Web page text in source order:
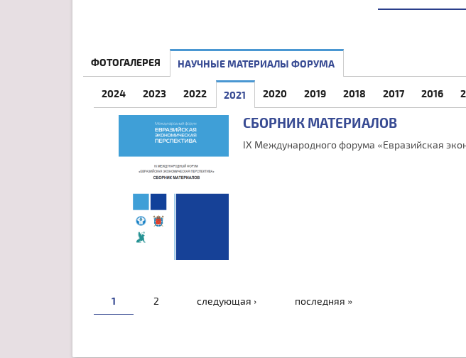
ФОТОГАЛЕРЕЯ НАУЧНЫЕ МАТЕРИАЛЫ ФОРУМА
2024 2023 2022 2021 (АКТИВНАЯ ВКЛАДКА)
2020 2019 2018 2017 2016
СБОРНИК МАТЕРИАЛОВ
IX Международного форума «Евразийская
СТРАНИЦЫ
1 2 следующая › последняя »